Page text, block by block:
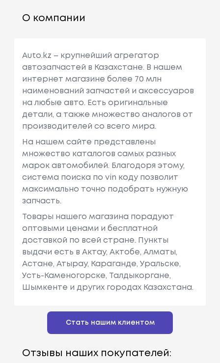
О компании
Auto.kz – крупнейший агрегатор
автозапчастей в Казахстане. В нашем
интернет магазине более 70 млн
наименований запчастей и аксессуаров
на любые авто. Есть оригинальные
детали, а также множество аналогов от
производителей со всего мира.
На нашем сайте представлены
множество каталогов самых разных
марок автомобилей. Благодоря этому,
система поиска по vin коду позволит
максимально точно подобрать нужную
запчасть.
Товары нашего магазина порадуют
оптовыми ценами и бесплатной
доставкой по всей стране. Пункты
выдачи есть в Актау, Актобе, Алматы,
Астане, Атырау, Караганде, Уральске,
Усть-Каменогорске, Талдыкоргане,
Шымкенте и других городах Казахстана.
Стать нашим клиентом
Отзывы наших покупателей: